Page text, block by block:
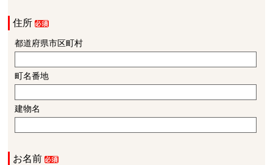
住所
都道府県市区町村
町名番地
建物名
お名前